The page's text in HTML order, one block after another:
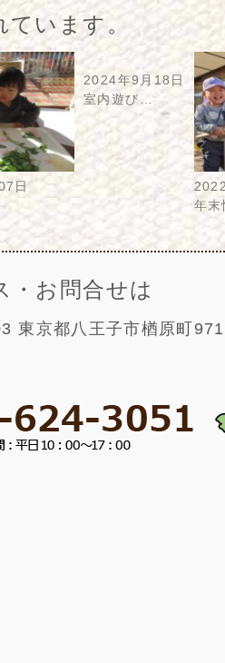
います。
日
2024年9月18日
室内遊び…
年末
・お問合せは
東京都八王子市楢原町971